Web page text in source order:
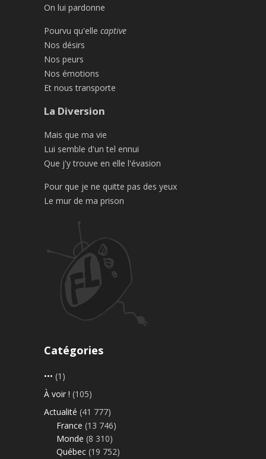
On lui pardonne
Pourvu qu'elle captive
Nos désirs
Nos peurs
Nos émotions
Et nous transporte
La Diversion
Mais que ma vie
Lui semble d'un tel ennui
Que j'y trouve en elle l'évasion
Pour que je ne quitte pas des yeux
Le mur de ma prison
Catégories
••• (1)
À voir ! (105)
Actualité (41 777)
France (13 746)
Monde (8 310)
Québec (19 752)